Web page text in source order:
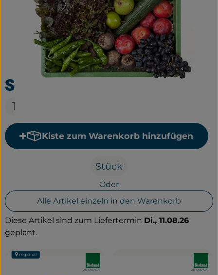
Frisches
Bäckerei
Haltbares
Getränke
Geplante Kisten
Über uns
Erleben
Service
Neues vom Hof
Sortiment Singles
13,00 €
Kiste zum Warenkorb hinzufügen
Kiste zum Warenkorb
Stück
Oder
Alle Artikel einzeln in den Warenkorb
Diese Artikel sind zum Liefertermin Di., 11.08.26
geplant.
, Kontrollstelle:
DE-ÖKO-006
regional
, Kontrollstelle:
DE-ÖKO-006